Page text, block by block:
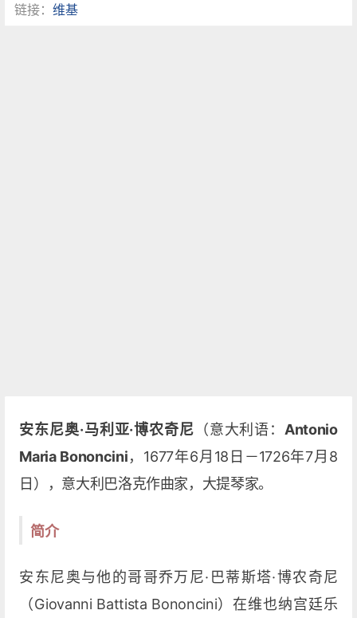
链接：维基
安东尼奥·马利亚·博农奇尼 （意大利语： Antonio
Maria Bononcini，1677年6月18日－1726年7月8
日），意大利巴洛克作曲家，大提琴家。
简介
安东尼奥与他的哥哥乔万尼·巴蒂斯塔·博农奇尼
（Giovanni Battista Bononcini）在维也纳宫廷乐